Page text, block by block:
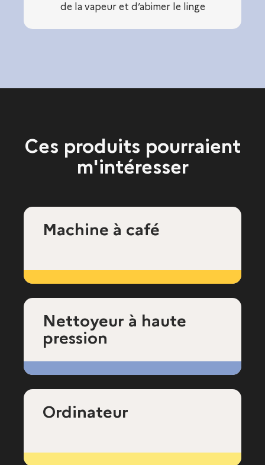
de la vapeur et d’abimer le linge
Ces produits pourraient
m'intéresser
Machine à café
Nettoyeur à haute
pression
Ordinateur